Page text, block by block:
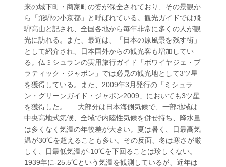
来の城下町・商家町の姿が保全されており、その景観か
ら「飛騨の小京都」と呼ばれている。観光ガイドでは飛
騨高山と記され、全国各地から毎年非常に多くの人が観
光に訪れる。また、最近は、「日本の原風景を残す街」
として紹介され、日本国外からの観光客も増加してい
る。仏ミシュランの実用旅行ガイド「ボワイヤジェ・プ
ラティック・ジャポン」では必見の観光地として3ツ星
を獲得している。また、2009年3月発行の「ミシュラ
ン・グリーンガイド・ジャポン2009」においても3ツ星
を獲得した。 大部分は日本海側気候で、一部地域は
中央高地式気候、全域で内陸性気候を併せ持ち、降水量
は多くなく気温の年較差が大きい。夏は暑く、日最高気
温が30℃を超えることも多い。その反面、冬は寒さが厳
しく、日最低気温が-10℃を下回ることは珍しくない。
1939年に-25.5℃という気温を観測しているが、近年は